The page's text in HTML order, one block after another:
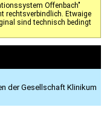
Offenbach"
rechtsverbindlich. Etwaige
sind technisch bedingt
der Gesellschaft Klinikum